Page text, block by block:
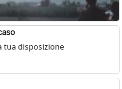
tua disposizione